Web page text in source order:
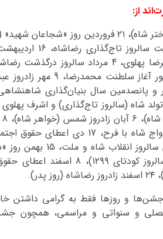
از:
7 فروردین جشن زادروز لیلا (دختر شاه)، ۲۱ فروردین
(برادر شاه)، ۲۹ آذر سالروز ازدواج شاه با
سالروز کشف حجاب)، 6 بهمن
و روزها فقط به گرامی داشتن